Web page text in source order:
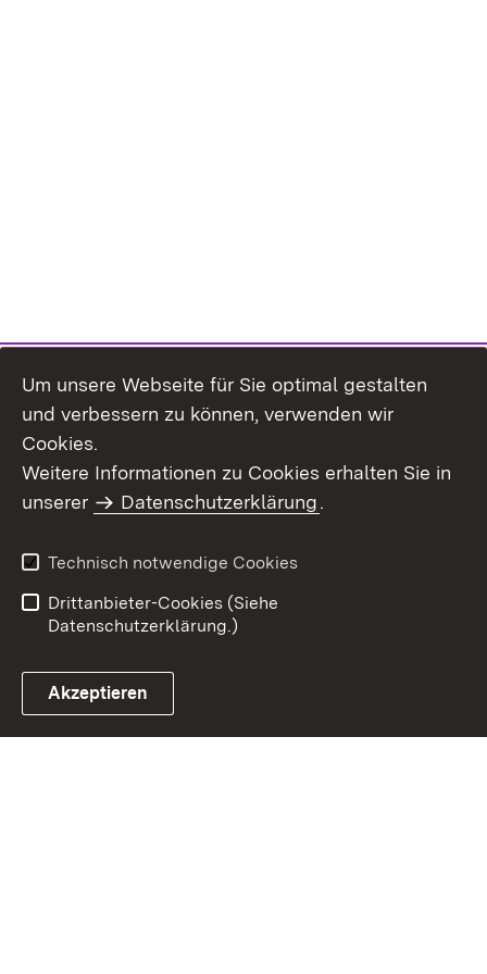
Um unsere Webseite für Sie optimal gestalten
und verbessern zu können, verwenden wir
Cookies.
Weitere Informationen zu Cookies erhalten Sie in
unserer
Datenschutzerklärung.
Technisch notwendige Cookies
Drittanbieter-Cookies (Siehe
Datenschutzerklärung.)
Akzeptieren